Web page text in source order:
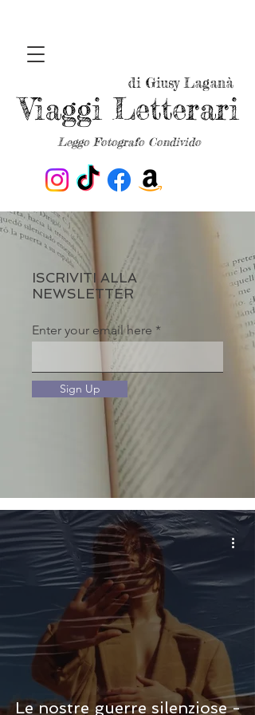
Leggo Fotografo Condivido
Viaggi Letterari
di Giusy Laganà
ISCRIVITI ALLA
NEWSLETTER
Enter your email here
Sign Up
Le nostre guerre silenziose -